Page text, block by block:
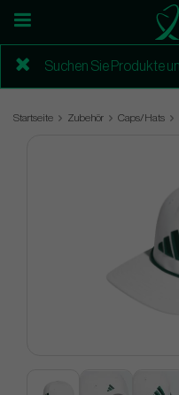
Startseite Zubehör Caps/Hats